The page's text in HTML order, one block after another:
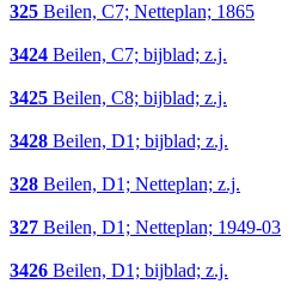
325 Beilen, C7; Netteplan; 1865
3424 Beilen, C7; bijblad; z.j.
3425 Beilen, C8; bijblad; z.j.
3428 Beilen, D1; bijblad; z.j.
328 Beilen, D1; Netteplan; z.j.
327 Beilen, D1; Netteplan; 1949-03
3426 Beilen, D1; bijblad; z.j.